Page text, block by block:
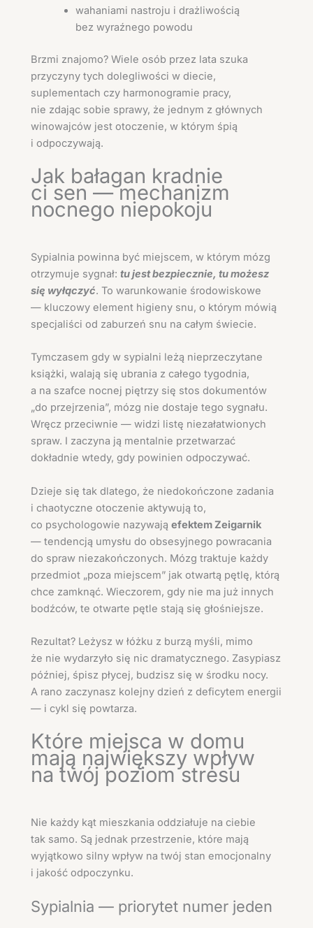
wahaniami nastroju i drażliwością
bez wyraźnego powodu
Brzmi znajomo? Wiele osób przez lata szuka
przyczyny tych dolegliwości w diecie,
suplementach czy harmonogramie pracy,
nie zdając sobie sprawy, że jednym z głównych
winowajców jest otoczenie, w którym śpią
i odpoczywają.
Jak bałagan kradnie
ci sen — mechanizm
nocnego niepokoju
Sypialnia powinna być miejscem, w którym mózg
otrzymuje sygnał: tu jest bezpiecznie, tu możesz
się wyłączyć. To warunkowanie środowiskowe
— kluczowy element higieny snu, o którym mówią
specjaliści od zaburzeń snu na całym świecie.
Tymczasem gdy w sypialni leżą nieprzeczytane
książki, walają się ubrania z całego tygodnia,
a na szafce nocnej piętrzy się stos dokumentów
„do przejrzenia”, mózg nie dostaje tego sygnału.
Wręcz przeciwnie — widzi listę niezałatwionych
spraw. I zaczyna ją mentalnie przetwarzać
dokładnie wtedy, gdy powinien odpoczywać.
Dzieje się tak dlatego, że niedokończone zadania
i chaotyczne otoczenie aktywują to,
co psychologowie nazywają efektem Zeigarnik
— tendencją umysłu do obsesyjnego powracania
do spraw niezakończonych. Mózg traktuje każdy
przedmiot „poza miejscem” jak otwartą pętlę, którą
chce zamknąć. Wieczorem, gdy nie ma już innych
bodźców, te otwarte pętle stają się głośniejsze.
Rezultat? Leżysz w łóżku z burzą myśli, mimo
że nie wydarzyło się nic dramatycznego. Zasypiasz
później, śpisz płycej, budzisz się w środku nocy.
A rano zaczynasz kolejny dzień z deficytem energii
— i cykl się powtarza.
Które miejsca w domu
mają największy wpływ
na twój poziom stresu
Nie każdy kąt mieszkania oddziałuje na ciebie
tak samo. Są jednak przestrzenie, które mają
wyjątkowo silny wpływ na twój stan emocjonalny
i jakość odpoczynku.
Sypialnia — priorytet numer jeden